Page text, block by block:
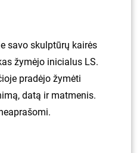
savo skulptūrų kairės
žymėjo inicialus LS.
pradėjo žymėti
datą ir matmenis.